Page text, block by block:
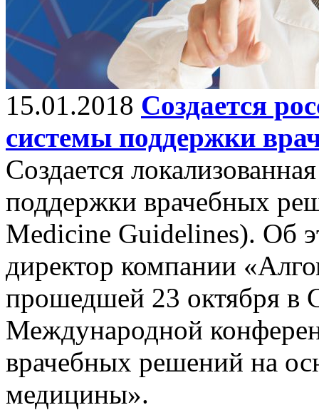
15.01.2018 Создается
системы поддержки
Создается
поддержки врачебных
Medicine Guidelines). Об
директор компании
прошедшей 23 октября в
Международной
врачебных решений на
медицины».